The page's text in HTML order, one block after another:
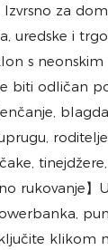
Izvrsno za
uredske i
s
biti odličan
tinejdžere,
rukovanje】
klikom